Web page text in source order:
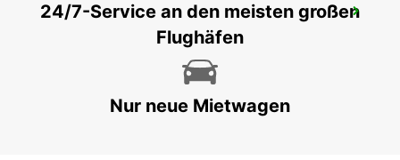
PARIS PLACE D'ITALIE
24/7-Service an den meisten großen
Flughäfen
Nur neue Mietwagen